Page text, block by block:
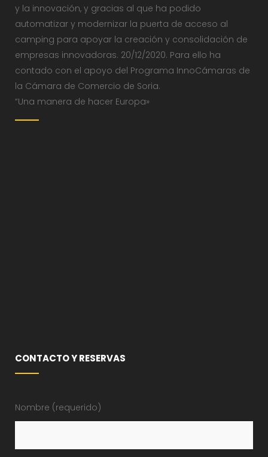
y la innovación, y gracias al que ha podido
automatizar y modernizar la puerta de acceso al
camping para apoyar la creación y consolidación de
empresas innovadoras. 20/12/2020. Para ello ha
contado con el apoyo del Programa InnoCámaras de
la Cámara de Comercio de Soria.
“Una manera de hacer Europa»
CONTACTO Y RESERVAS
Nombre (requerido)